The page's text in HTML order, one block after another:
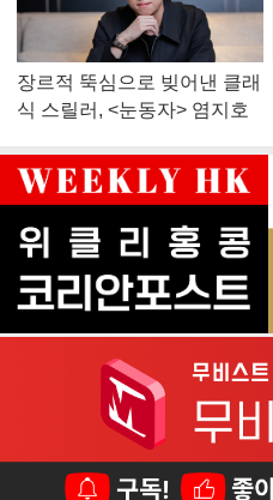
장르적 뚝심으로 빚어낸 클래
식 스릴러, <눈동자> 염지호